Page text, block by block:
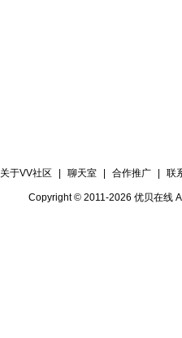
关于VV社区 聊天室 合作推广 联
Copyright © 2011-2026 优贝在线